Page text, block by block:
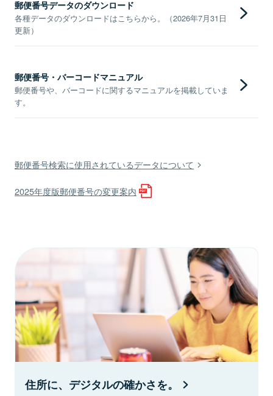
郵便番号データのダウンロード
各種データのダウンロードはこちらから。（2026年7月31日
更新）
郵便番号・バーコードマニュアル
郵便番号や、バーコードに関するマニュアルを掲載していま
す。
郵便番号検索に使用されているデータについて
2025年度版郵便番号の変更案内
住所に、デジタルの確かさを。